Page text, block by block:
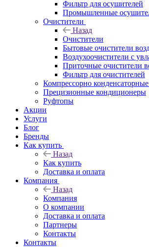
Фильтр для осушителей
Промышленные
Очистители
Назад
Очистители
Бытовые очистители
Воздухоочистители с
Приточные очистители
Фильтр для очистителей
Компрессорно
Прецизионные кондиционеры
Руфтопы
Акции
Услуги
Блог
Бренды
Как купить
Назад
Как купить
Доставка и оплата
Компания
Назад
Компания
О компании
Доставка и оплата
Партнеры
Контакты
Контакты